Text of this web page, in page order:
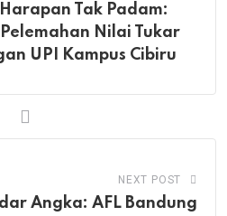
Tak Padam:
Nilai Tukar
UPI Kampus Cibiru
NEXT POST
Angka: AFL Bandung